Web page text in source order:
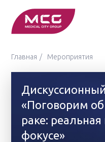
Главная Мероприятия
«Поговорим
раке:
фокусе»